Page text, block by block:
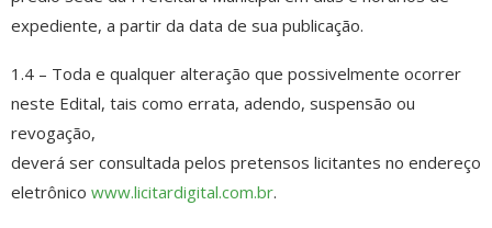
expediente, a partir da data de sua publicação.
1.4 – Toda e qualquer alteração que possivelmente ocorrer
neste Edital, tais como errata, adendo, suspensão ou
revogação,
deverá ser consultada pelos pretensos licitantes no endereço
eletrônico www.licitardigital.com.br.